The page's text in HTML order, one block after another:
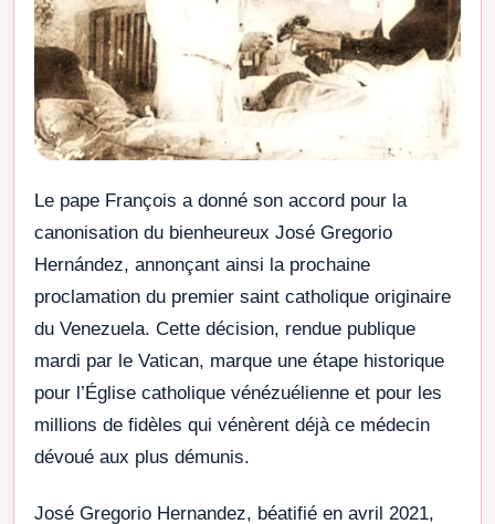
Le pape François a donné son accord pour la
canonisation du bienheureux José Gregorio
Hernández, annonçant ainsi la prochaine
proclamation du premier saint catholique originaire
du Venezuela. Cette décision, rendue publique
mardi par le Vatican, marque une étape historique
pour l’Église catholique vénézuélienne et pour les
millions de fidèles qui vénèrent déjà ce médecin
dévoué aux plus démunis.
José Gregorio Hernandez, béatifié en avril 2021,